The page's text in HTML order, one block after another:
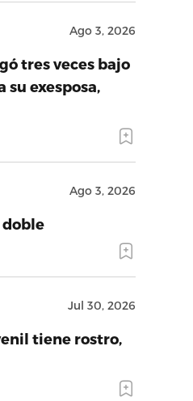
Ago 3, 2026
tres veces bajo
exesposa,
Ago 3, 2026
doble
Jul 30, 2026
tiene rostro,